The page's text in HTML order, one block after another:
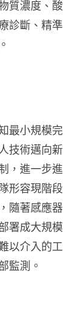
質濃度、酸
診斷、精準
最小規模完
技術邁向新
，進一步進
形容現階段
隨著感應器
署成大規模
以介入的工
監測。